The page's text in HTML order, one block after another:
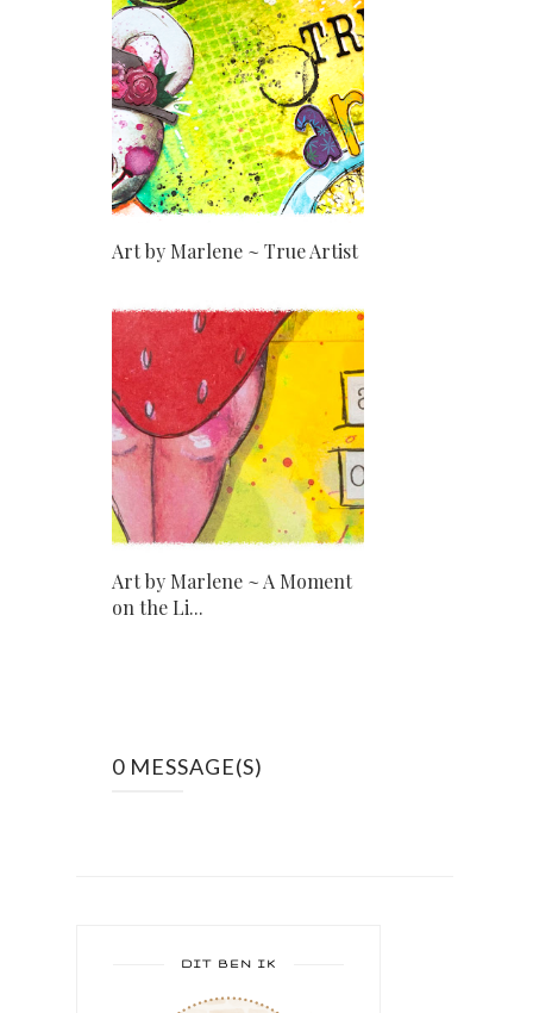
Art by Marlene ~ True Artist
Art by Marlene ~ A Moment
on the Li...
0 MESSAGE(S)
DIT BEN IK